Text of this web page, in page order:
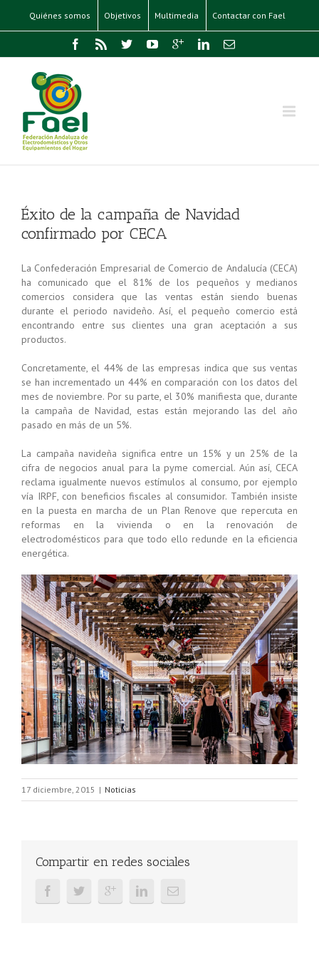
Quiénes somos Objetivos Multimedia Contactar con Fael
Éxito de la campaña de Navidad
confirmado por CECA
La Confederación Empresarial de Comercio de Andalucía (CECA)
ha comunicado que el 81% de los pequeños y medianos
comercios considera que las ventas están siendo buenas
durante el periodo navideño. Así, el pequeño comercio está
encontrando entre sus clientes una gran aceptación a sus
productos.
Concretamente, el 44% de las empresas indica que sus ventas
se han incrementado un 44% en comparación con los datos del
mes de noviembre. Por su parte, el 30% manifiesta que, durante
la campaña de Navidad, estas están mejorando las del año
pasado en más de un 5%.
La campaña navideña significa entre un 15% y un 25% de la
cifra de negocios anual para la pyme comercial. Aún así, CECA
reclama igualmente nuevos estímulos al consumo, por ejemplo
vía IRPF, con beneficios fiscales al consumidor. También insiste
en la puesta en marcha de un Plan Renove que repercuta en
reformas en la vivienda o en la renovación de
electrodomésticos para que todo ello redunde en la eficiencia
energética.
17 diciembre, 2015 | Noticias
Compartir en redes sociales